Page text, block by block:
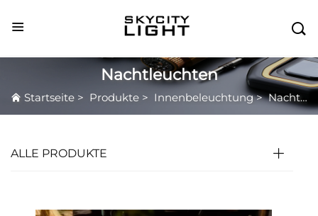

Nachtleuchten
Startseite > Produkte > Innenbeleuchtung>Nachtleuchten
ALLE PRODUKTE